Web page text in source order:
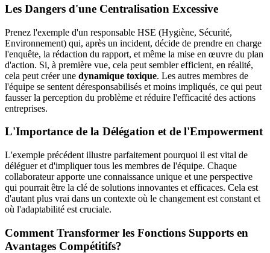
Les Dangers d'une Centralisation Excessive
Prenez l'exemple d'un responsable HSE (Hygiène, Sécurité,
Environnement) qui, après un incident, décide de prendre en charge
l'enquête, la rédaction du rapport, et même la mise en œuvre du plan
d'action. Si, à première vue, cela peut sembler efficient, en réalité,
cela peut créer une dynamique toxique. Les autres membres de
l'équipe se sentent déresponsabilisés et moins impliqués, ce qui peut
fausser la perception du problème et réduire l'efficacité des actions
entreprises.
L'Importance de la Délégation et de l'Empowerment
L'exemple précédent illustre parfaitement pourquoi il est vital de
déléguer et d'impliquer tous les membres de l'équipe. Chaque
collaborateur apporte une connaissance unique et une perspective
qui pourrait être la clé de solutions innovantes et efficaces. Cela est
d'autant plus vrai dans un contexte où le changement est constant et
où l'adaptabilité est cruciale.
Comment Transformer les Fonctions Supports en
Avantages Compétitifs?